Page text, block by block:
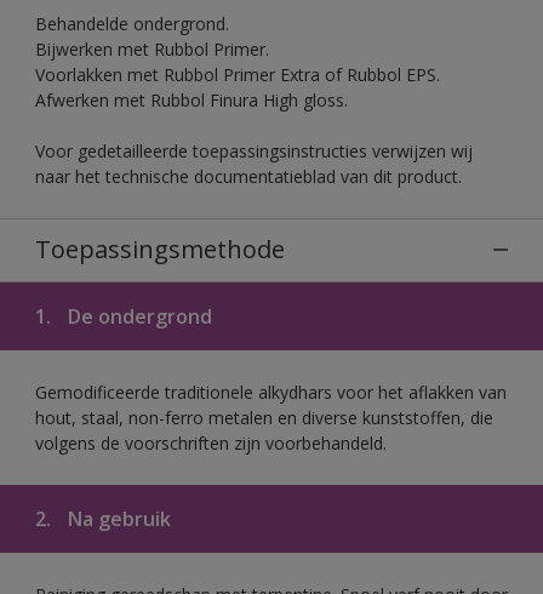
Behandelde ondergrond.
Bijwerken met Rubbol Primer.
Voorlakken met Rubbol Primer Extra of Rubbol EPS.
Afwerken met Rubbol Finura High gloss.
Voor gedetailleerde toepassingsinstructies verwijzen wij
naar het technische documentatieblad van dit product.
Toepassingsmethode
1. De ondergrond
Gemodificeerde traditionele alkydhars voor het aflakken van
hout, staal, non-ferro metalen en diverse kunststoffen, die
volgens de voorschriften zijn voorbehandeld.
2. Na gebruik